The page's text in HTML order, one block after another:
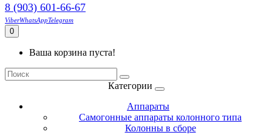
8 (903) 601-66-67
ViberWhatsAppTelegram
0
Ваша корзина пуста!
Категории
Аппараты
Самогонные аппараты колонного типа
Колонны в сборе